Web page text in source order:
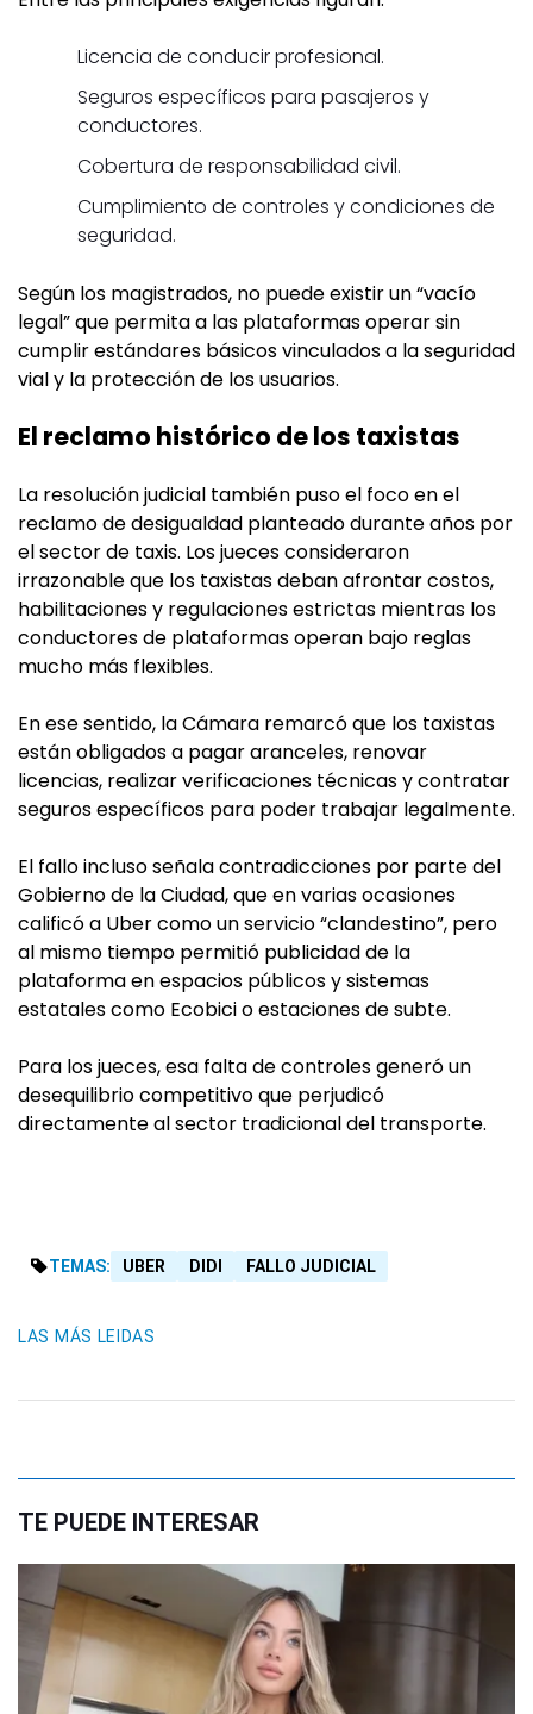
Licencia de conducir profesional.
Seguros específicos para pasajeros y
conductores.
Cobertura de responsabilidad civil.
Cumplimiento de controles y condiciones de
seguridad.
Según los magistrados, no puede existir un “vacío
legal” que permita a las plataformas operar sin
cumplir estándares básicos vinculados a la seguridad
vial y la protección de los usuarios.
El reclamo histórico de los taxistas
La resolución judicial también puso el foco en el
reclamo de desigualdad planteado durante años por
el sector de taxis. Los jueces consideraron
irrazonable que los taxistas deban afrontar costos,
habilitaciones y regulaciones estrictas mientras los
conductores de plataformas operan bajo reglas
mucho más flexibles.
En ese sentido, la Cámara remarcó que los taxistas
están obligados a pagar aranceles, renovar
licencias, realizar verificaciones técnicas y contratar
seguros específicos para poder trabajar legalmente.
El fallo incluso señala contradicciones por parte del
Gobierno de la Ciudad, que en varias ocasiones
calificó a Uber como un servicio “clandestino”, pero
al mismo tiempo permitió publicidad de la
plataforma en espacios públicos y sistemas
estatales como Ecobici o estaciones de subte.
Para los jueces, esa falta de controles generó un
desequilibrio competitivo que perjudicó
directamente al sector tradicional del transporte.
TEMAS: UBER DIDI FALLO JUDICIAL
LAS MÁS LEIDAS
TE PUEDE INTERESAR